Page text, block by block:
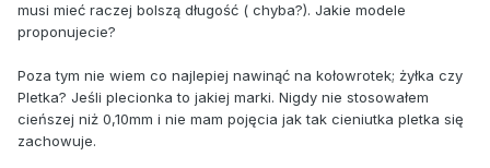
musi mieć raczej bolszą długość ( chyba?). Jakie modele
proponujecie?
Poza tym nie wiem co najlepiej nawinąć na kołowrotek; żyłka czy
Pletka? Jeśli plecionka to jakiej marki. Nigdy nie stosowałem
cieńszej niż 0,10mm i nie mam pojęcia jak tak cieniutka pletka się
zachowuje.